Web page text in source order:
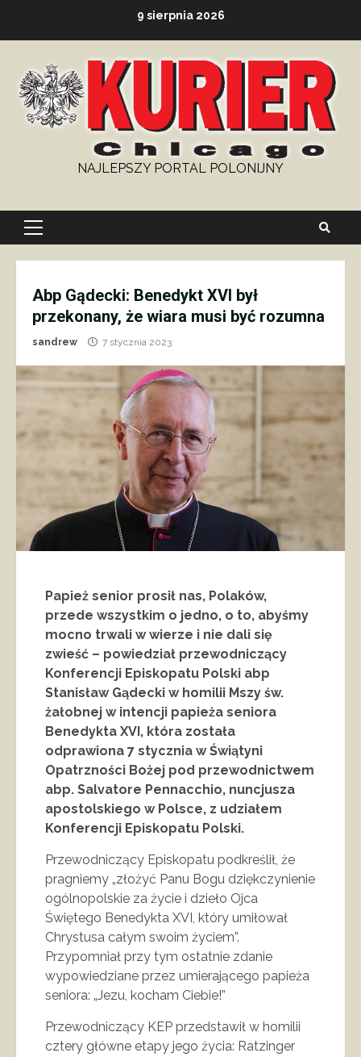
9 sierpnia 2026
NAJLEPSZY PORTAL POLONIJNY
Primary
Abp Gądecki: Benedykt XVI był
przekonany, że wiara musi być rozumna
sandrew 7 stycznia 2023
Papież senior prosił nas, Polaków,
przede wszystkim o jedno, o to, abyśmy
mocno trwali w wierze i nie dali się
zwieść – powiedział przewodniczący
Konferencji Episkopatu Polski abp
Stanisław Gądecki w homilii Mszy św.
żałobnej w intencji papieża seniora
Benedykta XVI, która została
odprawiona 7 stycznia w Świątyni
Opatrzności Bożej pod przewodnictwem
abp. Salvatore Pennacchio, nuncjusza
apostolskiego w Polsce, z udziałem
Konferencji Episkopatu Polski.
Przewodniczący Episkopatu podkreślił, że
pragniemy „złożyć Panu Bogu dziękczynienie
ogólnopolskie za życie i dzieło Ojca
Świętego Benedykta XVI, który umiłował
Chrystusa całym swoim życiem”.
Przypomniał przy tym ostatnie zdanie
wypowiedziane przez umierającego papieża
seniora: „Jezu, kocham Ciebie!”
Przewodniczący KEP przedstawił w homilii
cztery główne etapy jego życia: Ratzinger